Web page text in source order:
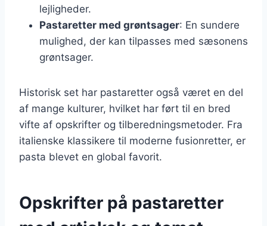
lejligheder.
Pastaretter med grøntsager: En sundere
mulighed, der kan tilpasses med sæsonens
grøntsager.
Historisk set har pastaretter også været en del
af mange kulturer, hvilket har ført til en bred
vifte af opskrifter og tilberedningsmetoder. Fra
italienske klassikere til moderne fusionretter, er
pasta blevet en global favorit.
Opskrifter på pastaretter